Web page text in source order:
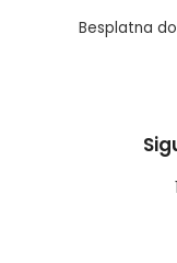
Besplatna